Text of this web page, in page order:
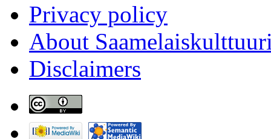
Privacy policy
About
Disclaimers